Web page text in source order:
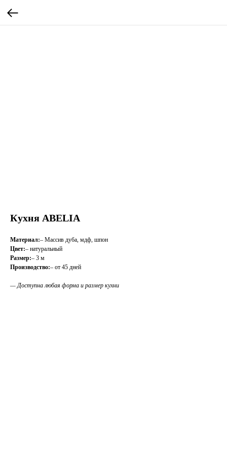
Кухня ABELIA
Материал:– Массив дуба, мдф, шпон
Цвет:– натуральный
Размер:– 3 м
Производство:– от 45 дней
— Доступна любая форма и размер кухни